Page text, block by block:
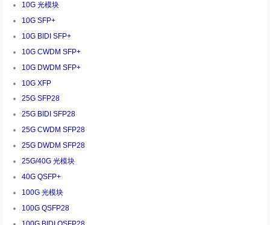
10G 光模块
10G SFP+
10G BIDI SFP+
10G CWDM SFP+
10G DWDM SFP+
10G XFP
25G SFP28
25G BIDI SFP28
25G CWDM SFP28
25G DWDM SFP28
25G/40G 光模块
40G QSFP+
100G 光模块
100G QSFP28